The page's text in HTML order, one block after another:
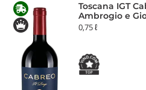
Toscana IGT
Ambrogio e
0,75 ℓ